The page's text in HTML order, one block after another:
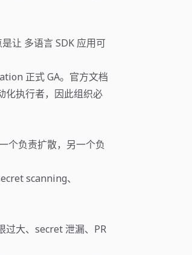
让 多语言 SDK 应用可
正式 GA。官方文档
化执行者，因此组织必
个负责扩散，另一个负
scanning、
过大、secret 泄漏、PR